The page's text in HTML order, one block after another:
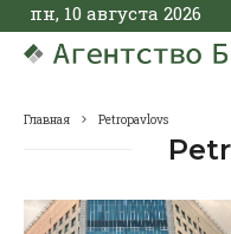
пн, 10 августа 2026
Главная Petropavlovs